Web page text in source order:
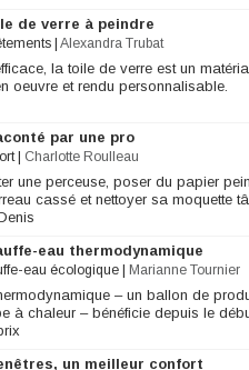
de verre à peindre
Alexandra Trubat
la toile de verre est un
oeuvre et rendu personnalisable.
par une pro
| Charlotte Roulleau
une perceuse, poser du papier
cassé et nettoyer sa moquette
eau thermodynamique
eau écologique Marianne Tournier
– un ballon de
à chaleur – bénéficie depuis le
un meilleur confort